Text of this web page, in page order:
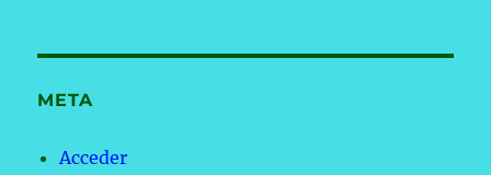
META
Acceder